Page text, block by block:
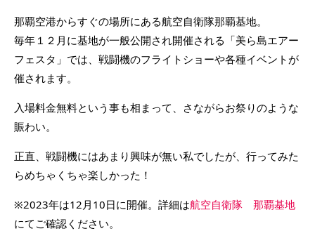
那覇空港からすぐの場所にある航空自衛隊那覇基地。
毎年１２月に基地が一般公開され開催される「美ら島エアー
フェスタ」では、戦闘機のフライトショーや各種イベントが
催されます。
入場料金無料という事も相まって、さながらお祭りのような
賑わい。
正直、戦闘機にはあまり興味が無い私でしたが、行ってみた
らめちゃくちゃ楽しかった！
※2023年は12月10日に開催。詳細は航空自衛隊 那覇基地
にてご確認ください。